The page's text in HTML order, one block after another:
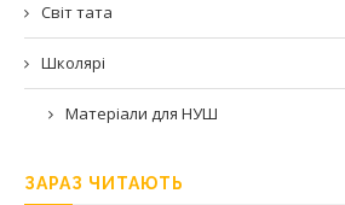
Світ тата
Школярі
Матеріали для НУШ
ЗАРАЗ ЧИТАЮТЬ